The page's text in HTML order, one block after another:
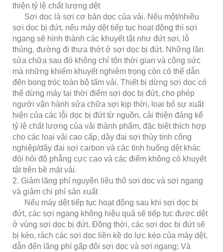
thiện tỷ lệ chất lượng dệt
Sợi dọc là sợi cơ bản dọc của vải. Nếu một/nhiều
sợi dọc bị đứt, nếu máy dệt tiếp tục hoạt động thì sợi
ngang sẽ hình thành các khuyết tật như đứt sợi, lỗ
thủng, đường đi thưa thớt ở sợi dọc bị đứt. Những lần
sửa chữa sau đó không chỉ tốn thời gian và công sức
mà những khiếm khuyết nghiêm trọng còn có thể dẫn
đến bong tróc toàn bộ tấm vải. Thiết bị dừng sợi dọc có
thể dừng máy tại thời điểm sợi dọc bị đứt, cho phép
người vận hành sửa chữa sợi kịp thời, loại bỏ sự xuất
hiện của các lỗi dọc bị đứt từ nguồn, cải thiện đáng kể
tỷ lệ chất lượng của vải thành phẩm, đặc biệt thích hợp
cho các loại vải cao cấp, dây đai sợi thủy tinh công
nghiệp/dây đai sợi carbon và các tình huống dệt khác
đòi hỏi độ phẳng cực cao và các điểm không có khuyết
tật trên bề mặt vải.
2. Giảm lãng phí nguyên liệu thô sợi dọc và sợi ngang
và giảm chi phí sản xuất
Nếu máy dệt tiếp tục hoạt động sau khi sợi dọc bị
đứt, các sợi ngang không hiệu quả sẽ tiếp tục được dệt
ở vùng sợi dọc bị đứt. Đồng thời, các sợi dọc bị đứt sẽ
bị kéo, rách các sợi dọc liền kề do lực kéo của máy dệt,
dẫn đến lãng phí gấp đôi sợi dọc và sợi ngang; Và